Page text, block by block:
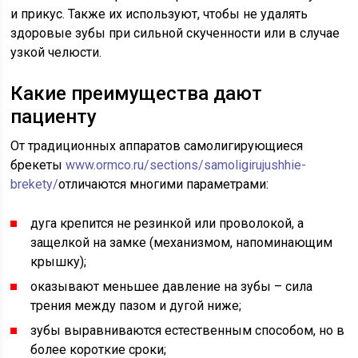
и прикус. Также их используют, чтобы не удалять
здоровые зубы при сильной скученности или в случае
узкой челюсти.
Какие преимущества дают
пациенту
От традиционных аппаратов самолигирующиеся
брекетыwww.ormco.ru/sections/samoligirujushhie-
brekety/отличаются многими параметрами:
дуга крепится не резинкой или проволокой, а
защелкой на замке (механизмом, напоминающим
крышку);
оказывают меньшее давление на зубы – сила
трения между пазом и дугой ниже;
зубы выравниваются естественным способом, но в
более короткие сроки;